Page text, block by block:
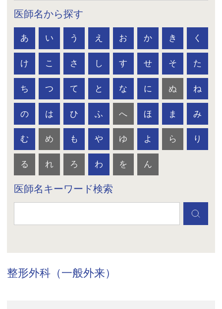
医師名から探す
あ い う え お か き く
け こ さ し す せ そ た
ち つ て と な に ぬ ね
の は ひ ふ へ ほ ま み
む め も や ゆ よ ら り
る れ ろ わ を ん
医師名キーワード検索
整形外科（一般外来）